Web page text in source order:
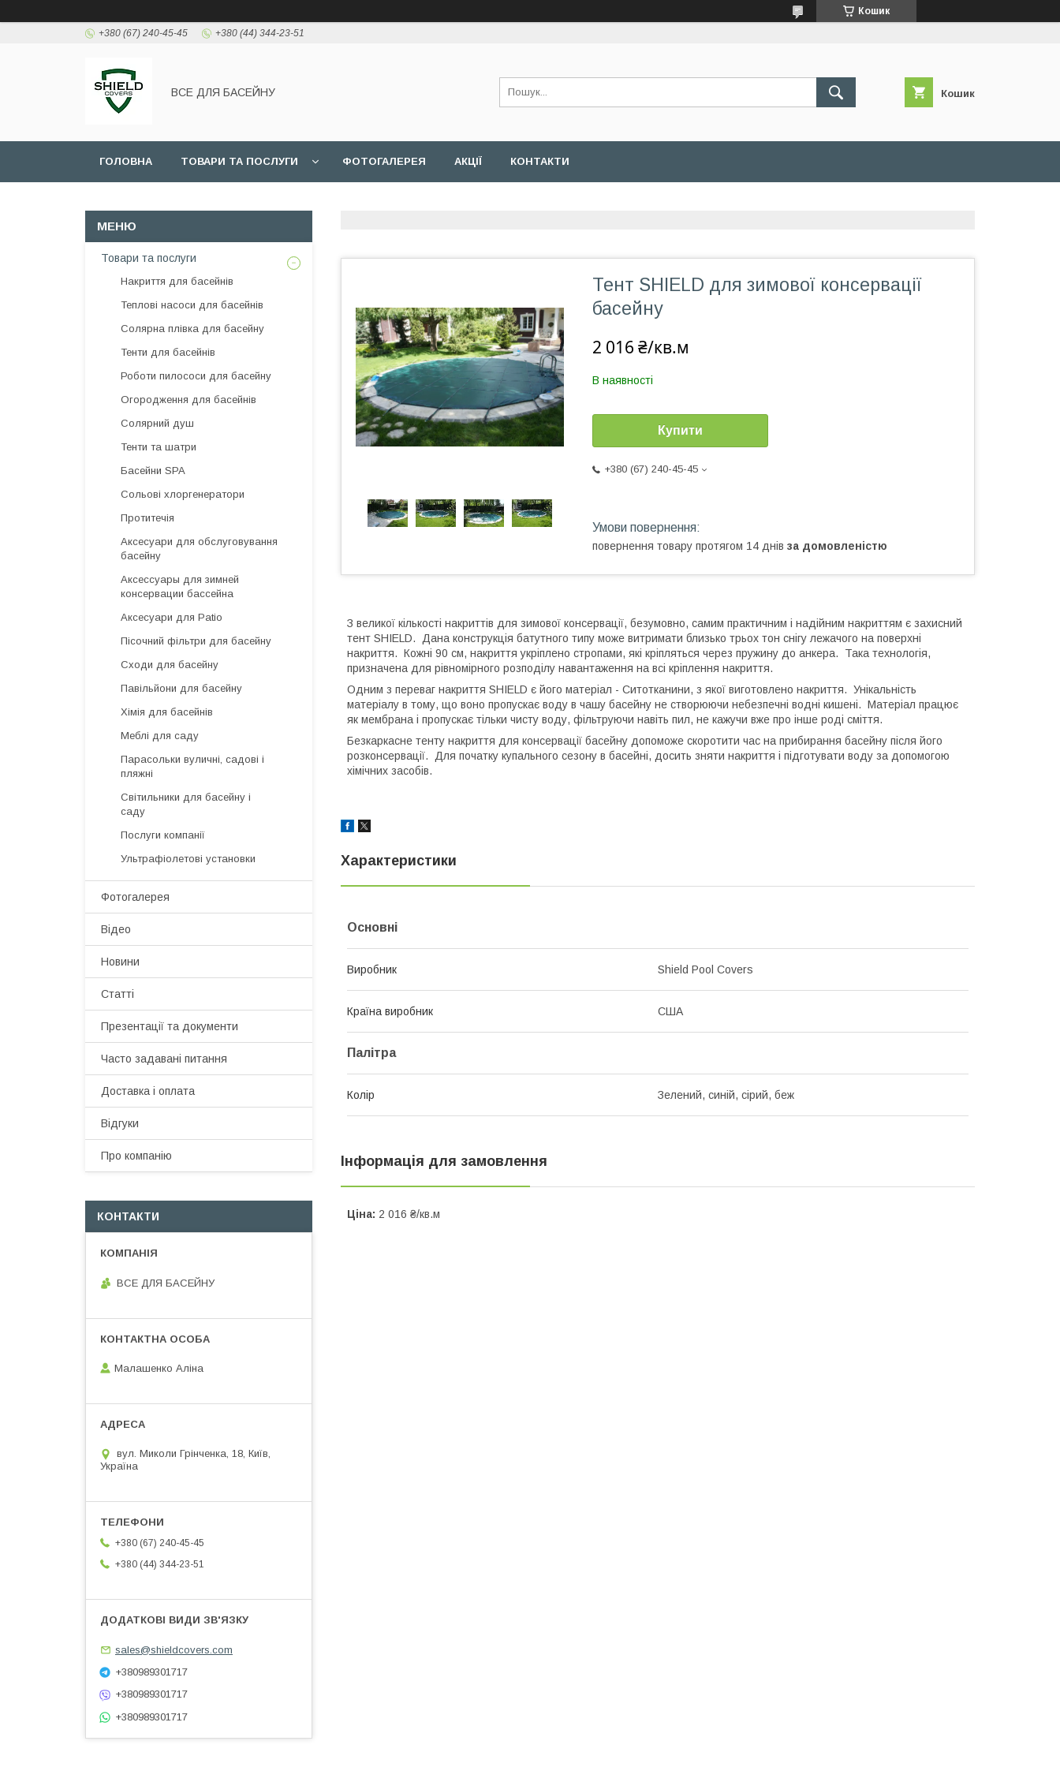
Кошик
+380 (67) 240-45-45 +380 (44) 344-23-51
ВСЕ ДЛЯ БАСЕЙНУ Кошик
ГОЛОВНА ТОВАРИ ТА ПОСЛУГИ ФОТОГАЛЕРЕЯ АКЦІЇ КОНТАКТИ
Тент SHIELD для зимової консервації
басейну
2 016 ₴/кв.м
В наявності
Купити
+380 (67) 240-45-45
повернення товару протягом 14 днів за домовленістю
З великої кількості накриттів для зимової консервації, безумовно, самим практичним і надійним накриттям є захисний
тент SHIELD. Дана конструкція батутного типу може витримати близько трьох тон снігу лежачого на поверхні
накриття. Кожні 90 см, накриття укріплено стропами, які кріпляться через пружину до анкера. Така технологія,
призначена для рівномірного розподілу навантаження на всі кріплення накриття.
Одним з переваг накриття SHIELD є його матеріал - Ситотканини, з якої виготовлено накриття. Унікальність
матеріалу в тому, що воно пропускає воду в чашу басейну не створюючи небезпечні водні кишені. Матеріал працює
як мембрана і пропускає тільки чисту воду, фільтруючи навіть пил, не кажучи вже про інше роді сміття.
Безкаркасне тенту накриття для консервації басейну допоможе скоротити час на прибирання басейну після його
розконсервації. Для початку купального сезону в басейні, досить зняти накриття і підготувати воду за допомогою
хімічних засобів.
Характеристики
Основні
Виробник Shield Pool Covers
Країна виробник США
Палітра
Колір Зелений, синій, сірий, беж
Інформація для замовлення
Ціна: 2 016 ₴/кв.м
Товари та послуги
Накриття для басейнів
Теплові насоси для басейнів
Солярна плівка для басейну
Тенти для басейнів
Роботи пилососи для басейну
Огородження для басейнів
Солярний душ
Тенти та шатри
Басейни SPA
Сольові хлоргенератори
Протитечія
Аксесуари для обслуговування
басейну
Аксессуары для зимней
консервации бассейна
Аксесуари для Patio
Пісочний фільтри для басейну
Сходи для басейну
Павільйони для басейну
Хімія для басейнів
Меблі для саду
Парасольки вуличні, садові і
пляжні
Світильники для басейну і
саду
Послуги компанії
Ультрафіолетові установки
Фотогалерея
Відео
Новини
Статті
Презентації та документи
Часто задавані питання
Доставка і оплата
Відгуки
Про компанію
КОНТАКТИ
ВСЕ ДЛЯ БАСЕЙНУ
Малашенко Аліна
вул. Миколи Грінченка, 18, Київ,
Україна
+380 (67) 240-45-45
+380 (44) 344-23-51
sales@shieldcovers.com
+380989301717
+380989301717
+380989301717